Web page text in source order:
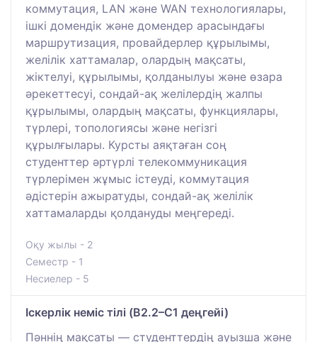
коммутация, LAN және WAN технологиялары,
ішкі домендік және домендер арасындағы
маршрутизация, провайдерлер құрылымы,
желілік хаттамалар, олардың мақсаты,
жіктелуі, құрылымы, қолданылуы және өзара
әрекеттесуі, сондай-ақ желілердің жалпы
құрылымы, олардың мақсаты, функциялары,
түрлері, топологиясы және негізгі
құрылғылары. Курсты аяқтаған соң
студенттер әртүрлі телекоммуникация
түрлерімен жұмыс істеуді, коммутация
әдістерін ажыратуды, сондай-ақ желілік
хаттамаларды қолдануды меңгереді.
Оқу жылы - 2
Семестр - 1
Несиелер - 5
Іскерлік неміс тілі (B2.2–C1 деңгейі)
Пәннің мақсаты — студенттердің ауызша және